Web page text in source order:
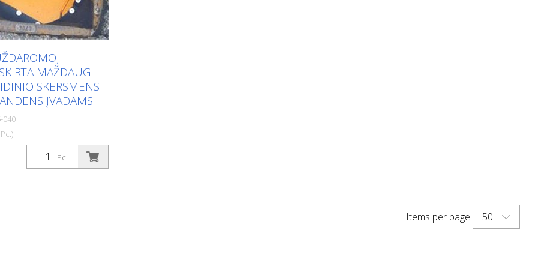
MAŽDAUG
SKERSMENS
ĮVADAMS
040
šulinių užtvarinė
maždaug 350 mm
Pc.
Items per page 50